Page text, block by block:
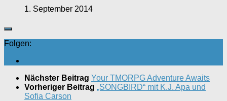
1. September 2014
Folgen:
Nächster Beitrag Your TMORPG Adventure Awaits
Vorheriger Beitrag „SONGBIRD“ mit K.J. Apa und
Sofia Carson